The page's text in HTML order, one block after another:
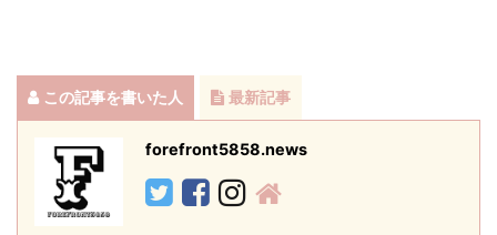
この記事を書いた人 最新記事
forefront5858.news